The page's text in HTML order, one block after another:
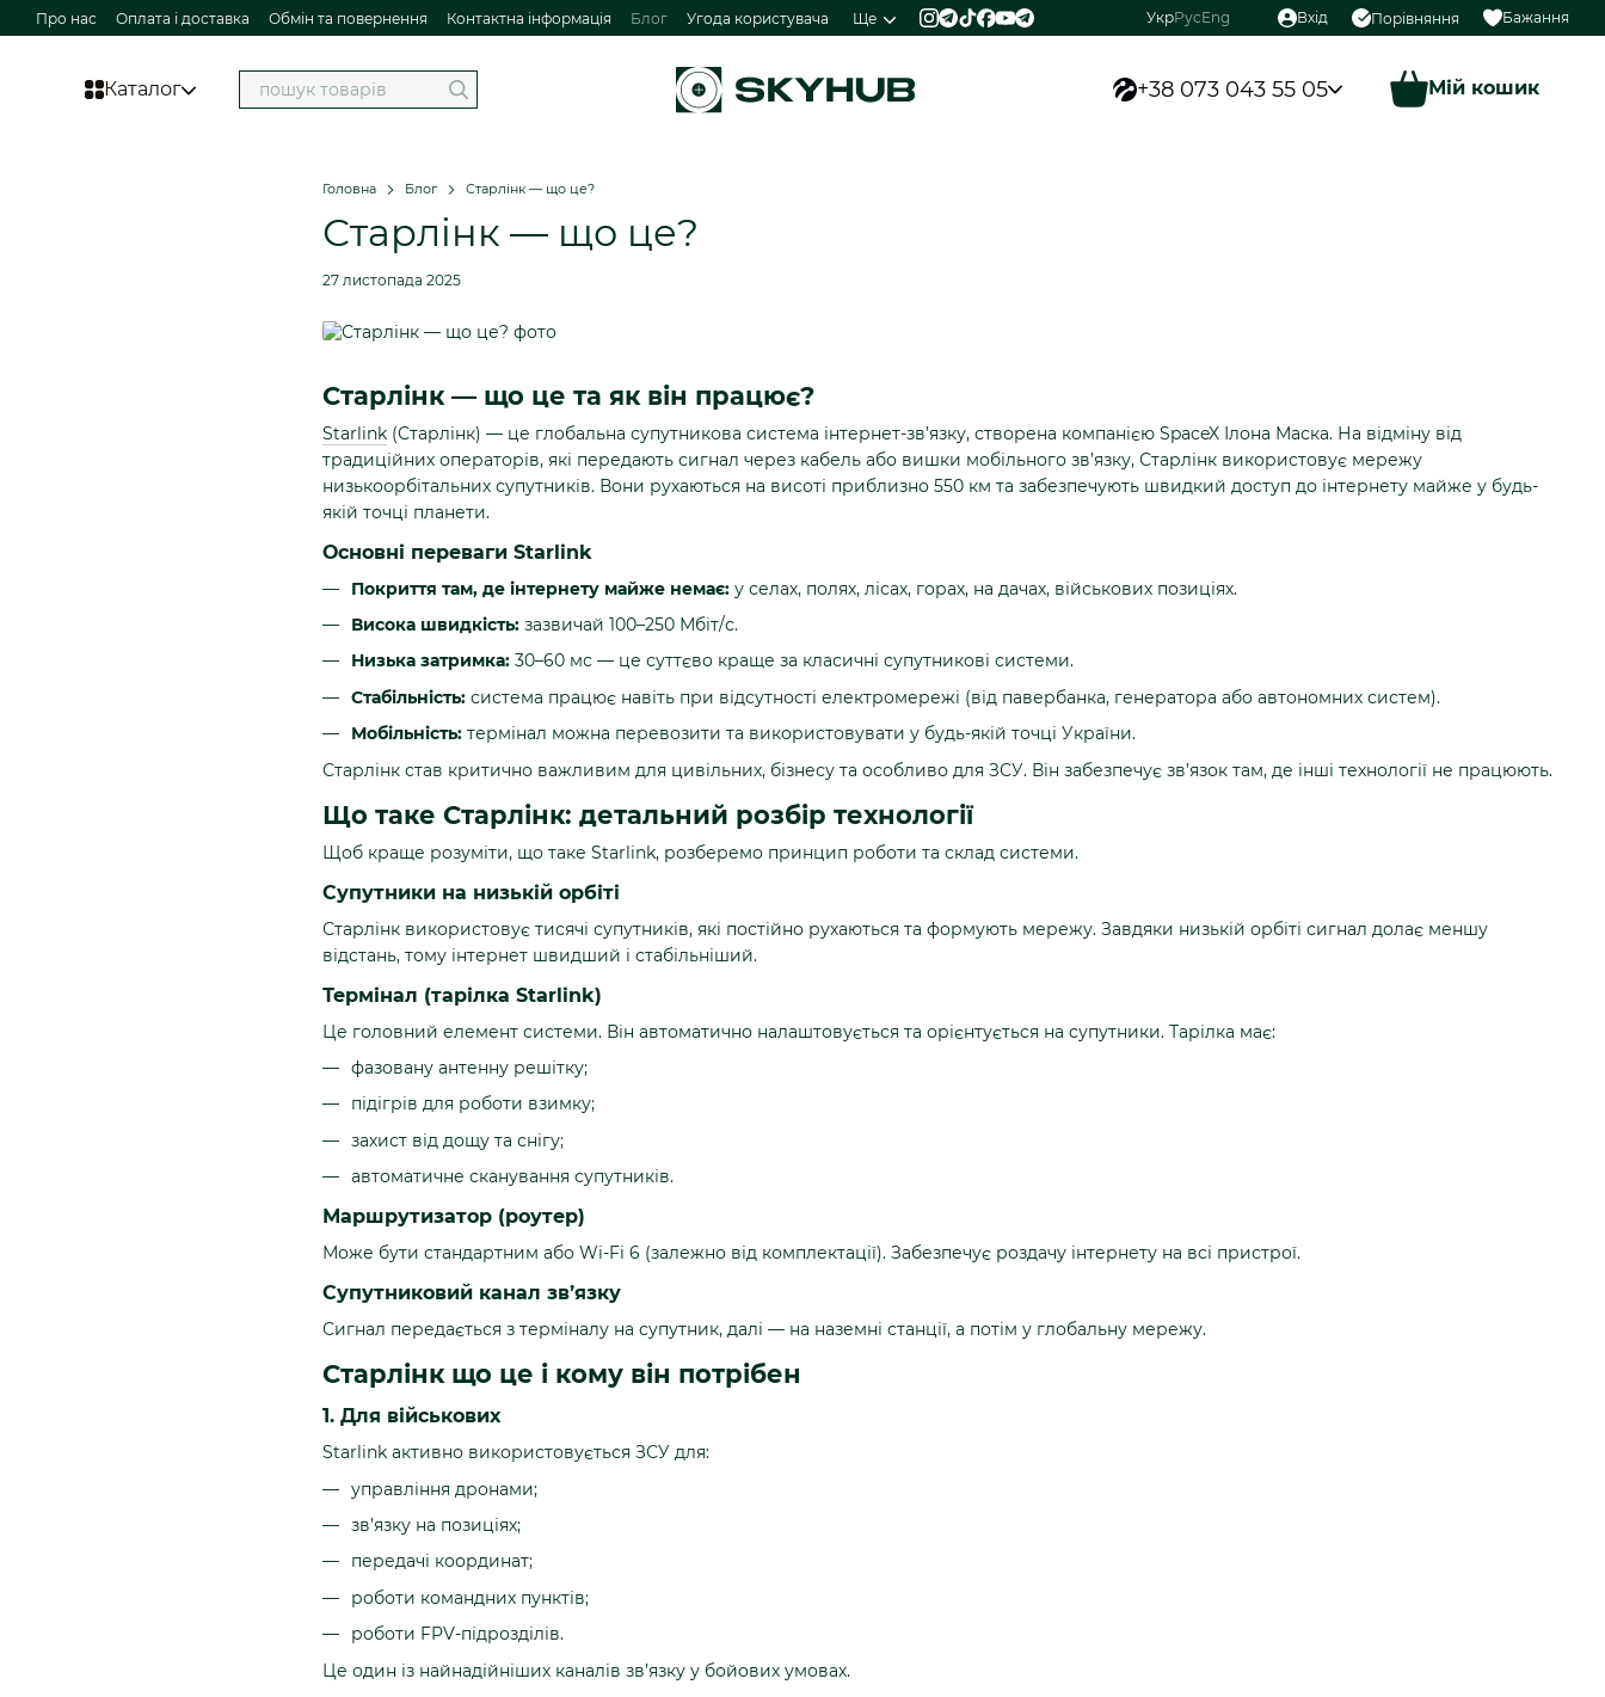
Перейти до основного контенту
Про нас Оплата і доставка Обмін та повернення Контактна інформація Блог Угода користувача Ще УкрРусEng Вхід Порівняння Бажання
Каталог +38 073 043 55 05 Мій кошик
Головна Блог Старлінк — що це?
Старлінк — що це?
27 листопада 2025
Старлінк — що це та як він працює?
Starlink (Старлінк) — це глобальна супутникова система інтернет-зв’язку, створена компанією SpaceX Ілона Маска. На відміну від
традиційних операторів, які передають сигнал через кабель або вишки мобільного зв’язку, Старлінк використовує мережу
низькоорбітальних супутників. Вони рухаються на висоті приблизно 550 км та забезпечують швидкий доступ до інтернету майже у будь-
якій точці планети.
Основні переваги Starlink
Покриття там, де інтернету майже немає: у селах, полях, лісах, горах, на дачах, військових позиціях.
Висока швидкість: зазвичай 100–250 Мбіт/с.
Низька затримка: 30–60 мс — це суттєво краще за класичні супутникові системи.
Стабільність: система працює навіть при відсутності електромережі (від павербанка, генератора або автономних систем).
Мобільність: термінал можна перевозити та використовувати у будь-якій точці України.
Старлінк став критично важливим для цивільних, бізнесу та особливо для ЗСУ. Він забезпечує зв’язок там, де інші технології не працюють.
Що таке Старлінк: детальний розбір технології
Щоб краще розуміти, що таке Starlink, розберемо принцип роботи та склад системи.
Супутники на низькій орбіті
Старлінк використовує тисячі супутників, які постійно рухаються та формують мережу. Завдяки низькій орбіті сигнал долає меншу
відстань, тому інтернет швидший і стабільніший.
Термінал (тарілка Starlink)
Це головний елемент системи. Він автоматично налаштовується та орієнтується на супутники. Тарілка має:
фазовану антенну решітку;
підігрів для роботи взимку;
захист від дощу та снігу;
автоматичне сканування супутників.
Маршрутизатор (роутер)
Може бути стандартним або Wi-Fi 6 (залежно від комплектації). Забезпечує роздачу інтернету на всі пристрої.
Супутниковий канал зв’язку
Сигнал передається з терміналу на супутник, далі — на наземні станції, а потім у глобальну мережу.
Старлінк що це і кому він потрібен
1. Для військових
Starlink активно використовується ЗСУ для:
управління дронами;
зв’язку на позиціях;
передачі координат;
роботи командних пунктів;
роботи FPV-підрозділів.
Це один із найнадійніших каналів зв’язку у бойових умовах.